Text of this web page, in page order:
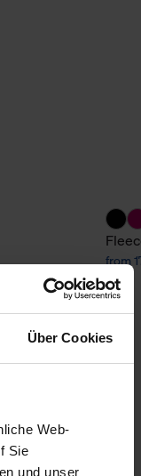
Über Cookies
Web-
Sie
und unser
from
business